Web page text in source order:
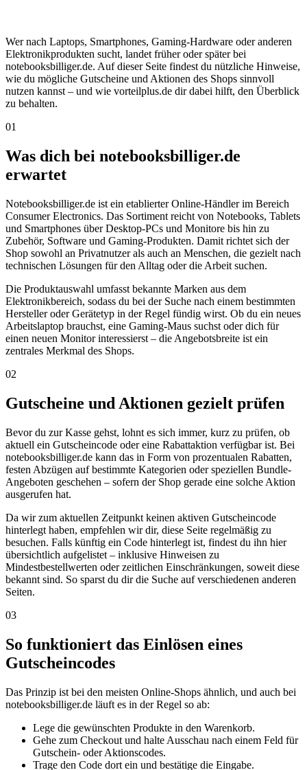
Wer nach Laptops, Smartphones, Gaming-Hardware oder anderen
Elektronikprodukten sucht, landet früher oder später bei
notebooksbilliger.de. Auf dieser Seite findest du nützliche Hinweise,
wie du mögliche Gutscheine und Aktionen des Shops sinnvoll
nutzen kannst – und wie vorteilplus.de dir dabei hilft, den Überblick
zu behalten.
01
Was dich bei notebooksbilliger.de
erwartet
Notebooksbilliger.de ist ein etablierter Online-Händler im Bereich
Consumer Electronics. Das Sortiment reicht von Notebooks, Tablets
und Smartphones über Desktop-PCs und Monitore bis hin zu
Zubehör, Software und Gaming-Produkten. Damit richtet sich der
Shop sowohl an Privatnutzer als auch an Menschen, die gezielt nach
technischen Lösungen für den Alltag oder die Arbeit suchen.
Die Produktauswahl umfasst bekannte Marken aus dem
Elektronikbereich, sodass du bei der Suche nach einem bestimmten
Hersteller oder Gerätetyp in der Regel fündig wirst. Ob du ein neues
Arbeitslaptop brauchst, eine Gaming-Maus suchst oder dich für
einen neuen Monitor interessierst – die Angebotsbreite ist ein
zentrales Merkmal des Shops.
02
Gutscheine und Aktionen gezielt prüfen
Bevor du zur Kasse gehst, lohnt es sich immer, kurz zu prüfen, ob
aktuell ein Gutscheincode oder eine Rabattaktion verfügbar ist. Bei
notebooksbilliger.de kann das in Form von prozentualen Rabatten,
festen Abzügen auf bestimmte Kategorien oder speziellen Bundle-
Angeboten geschehen – sofern der Shop gerade eine solche Aktion
ausgerufen hat.
Da wir zum aktuellen Zeitpunkt keinen aktiven Gutscheincode
hinterlegt haben, empfehlen wir dir, diese Seite regelmäßig zu
besuchen. Falls künftig ein Code hinterlegt ist, findest du ihn hier
übersichtlich aufgelistet – inklusive Hinweisen zu
Mindestbestellwerten oder zeitlichen Einschränkungen, soweit diese
bekannt sind. So sparst du dir die Suche auf verschiedenen anderen
Seiten.
03
So funktioniert das Einlösen eines
Gutscheincodes
Das Prinzip ist bei den meisten Online-Shops ähnlich, und auch bei
notebooksbilliger.de läuft es in der Regel so ab:
Lege die gewünschten Produkte in den Warenkorb.
Gehe zum Checkout und halte Ausschau nach einem Feld für
Gutschein- oder Aktionscodes.
Trage den Code dort ein und bestätige die Eingabe.